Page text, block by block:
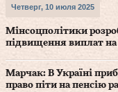
Четверг, 10 июля 2025
Мінсоцполітики
підвищення виплат на
Марчак: В Україні
право піти на пенсію